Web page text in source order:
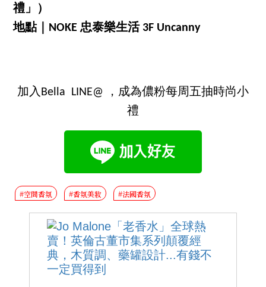
禮」）
地點｜NOKE 忠泰樂生活 3F Uncanny
加入Bella LINE@ ，成為儂粉每周五抽時尚小
禮
#空間香氛 #香氛美妝 #法國香氛